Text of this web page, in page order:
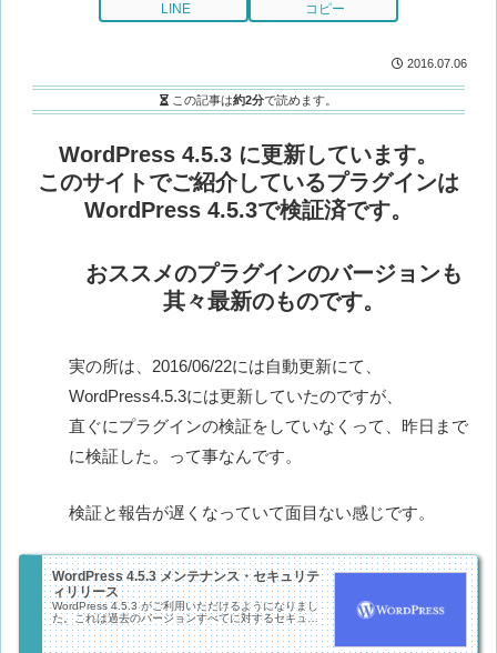
LINE コピー
2016.07.06
この記事は約2分で読めます。
WordPress 4.5.3 に更新しています。
このサイトでご紹介しているプラグインは
WordPress 4.5.3で検証済です。
おススメのプラグインのバージョンも
其々最新のものです。
実の所は、2016/06/22には自動更新にて、
WordPress4.5.3には更新していたのですが、
直ぐにプラグインの検証をしていなくって、昨日まで
に検証した。って事なんです。
検証と報告が遅くなっていて面目ない感じです。
WordPress 4.5.3 メンテナンス・セキュリテ
ィリリース
WordPress 4.5.3 がご利用いただけるようになりまし
た。これは過去のバージョンすべてに対するセキュ…